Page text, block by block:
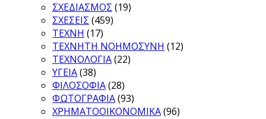
ΣΧΕΔΙΑΣΜΟΣ (19)
ΣΧΕΣΕΙΣ (459)
ΤΕΧΝΗ (17)
ΤΕΧΝΗΤΗ ΝΟΗΜΟΣΥΝΗ (12)
ΤΕΧΝΟΛΟΓΙΑ(22)
ΥΓΕΙΑ(38)
ΦΙΛΟΣΟΦΙΑ(28)
ΦΩΤΟΓΡΑΦΙΑ(93)
ΧΡΗΜΑΤΟΟΙΚΟΝΟΜΙΚΑ(96)